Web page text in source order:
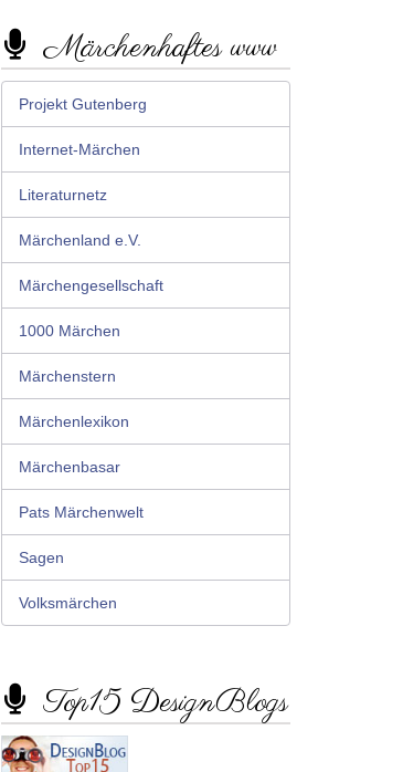
Märchenhaftes www
Projekt Gutenberg
Internet-Märchen
Literaturnetz
Märchenland e.V.
Märchengesellschaft
1000 Märchen
Märchenstern
Märchenlexikon
Märchenbasar
Pats Märchenwelt
Sagen
Volksmärchen
Top15 DesignBlogs